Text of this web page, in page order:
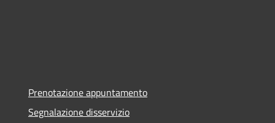
Prenotazione appuntamento
Segnalazione disservizio